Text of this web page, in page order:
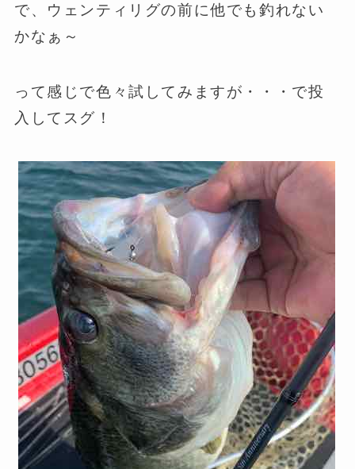
で、ウェンティリグの前に他でも釣れない
かなぁ～
って感じで色々試してみますが・・・で投
入してスグ！